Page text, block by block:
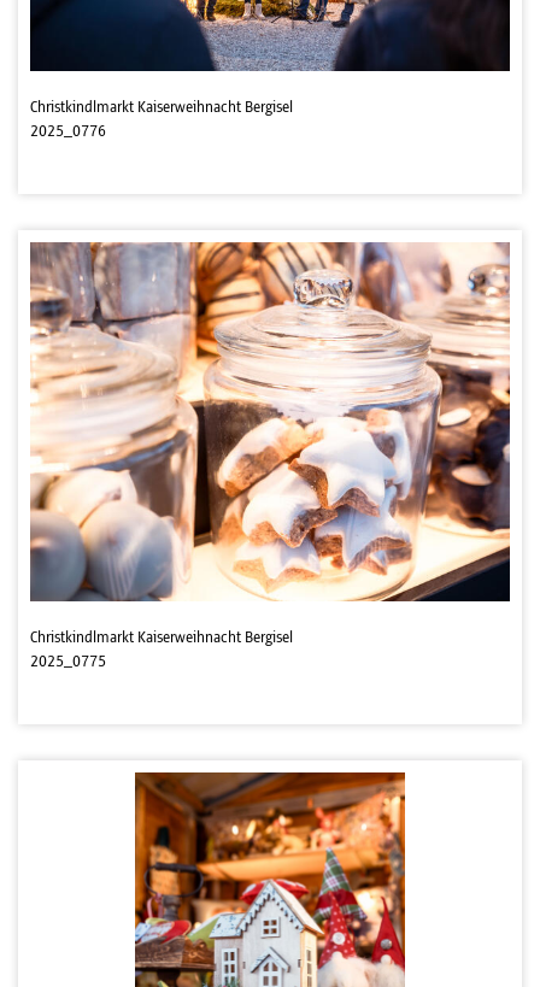
Christkindlmarkt Kaiserweihnacht Bergisel
2025_0776
Christkindlmarkt Kaiserweihnacht Bergisel
2025_0775